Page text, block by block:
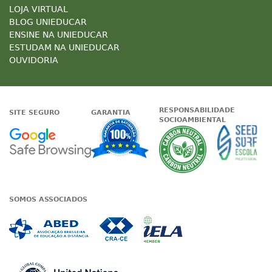
LOJA VIRTUAL
BLOG UNIEDUCAR
ENSINE NA UNIEDUCAR
ESTUDAM NA UNIEDUCAR
OUVIDORIA
SITE SEGURO
Google - Status do site no
GARANTIA
Garantia de
RESPONSABILIDADE
SOCIOAMBIENTAL
A
SOMOS ASSOCIADOS